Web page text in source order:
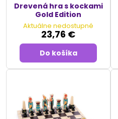
Drevená hra s kockami
Gold Edition
Aktuálne nedostupné
23,76 €
Do košíka